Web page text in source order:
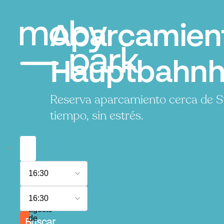
Reserva aparcamiento cerca de
tiempo, sin estrés.
de
agosto
de
2026
16:30
de
agosto
de
16:30